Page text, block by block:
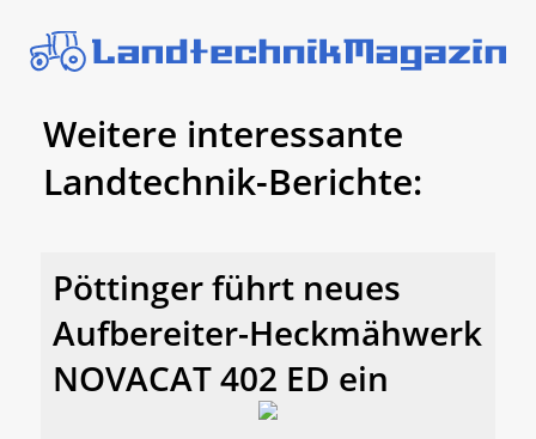
Weitere interessante
Landtechnik-Berichte:
Pöttinger führt neues
Aufbereiter-Heckmähwerk
NOVACAT 402 ED ein